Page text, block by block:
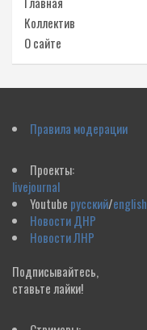
Коллектив
О сайте
Правила модерации
Проекты:
livejournal
Youtube русский/english
Новости ДНР
Новости ЛНР
Подписывайтесь,
ставьте лайки!